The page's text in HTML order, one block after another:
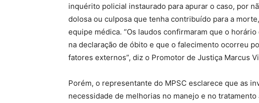
inquérito policial instaurado para apurar o caso, por
dolosa ou culposa que tenha contribuído para a
equipe médica. “Os laudos confirmaram que o
na declaração de óbito e que o falecimento ocorreu
fatores externos”, diz o Promotor de Justiça Marcus
Porém, o representante do MPSC esclarece que as
necessidade de melhorias no manejo e no